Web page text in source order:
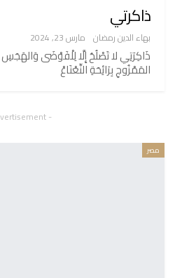
ذاكرتي
بهاء الدين رمضان مارس 23, 2024
ذَاكِرَتِي لا تَصْلُحُ إِلَّا لِلْفَوْضَى
المَمْزُوجِ بِرَائِحَةِ النِّعْنَاعْ
-
مصر